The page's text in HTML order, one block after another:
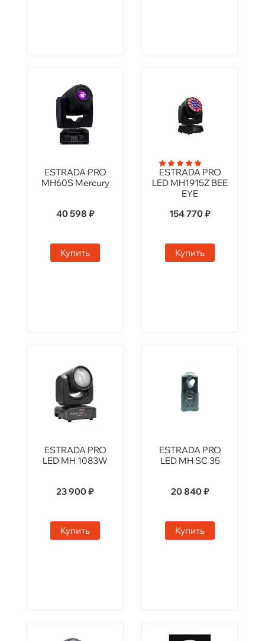
ESTRADA PRO
MH60S Mercury
40 598 ₽
Купить
ESTRADA PRO
LED MH1915Z BEE
EYE
154 770 ₽
Купить
ESTRADA PRO
LED MH 1083W
23 900 ₽
Купить
ESTRADA PRO
LED MH SC 35
20 840 ₽
Купить